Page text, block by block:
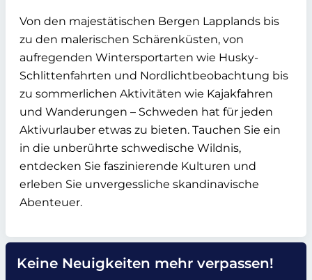
Von den majestätischen Bergen Lapplands bis
zu den malerischen Schärenküsten, von
aufregenden Wintersportarten wie Husky-
Schlittenfahrten und Nordlichtbeobachtung bis
zu sommerlichen Aktivitäten wie Kajakfahren
und Wanderungen – Schweden hat für jeden
Aktivurlauber etwas zu bieten. Tauchen Sie ein
in die unberührte schwedische Wildnis,
entdecken Sie faszinierende Kulturen und
erleben Sie unvergessliche skandinavische
Abenteuer.
Keine Neuigkeiten mehr verpassen!